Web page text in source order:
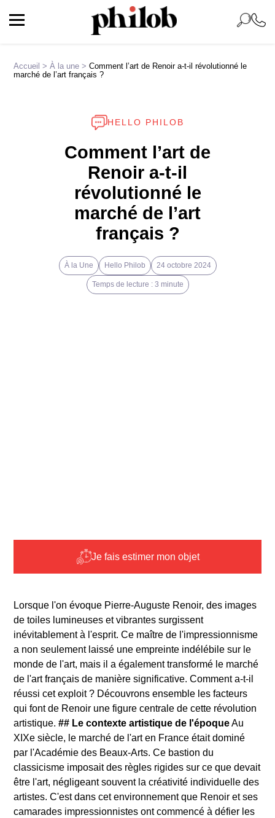
Accueil >À la une >Comment l’art de Renoir a-t-il révolutionné le
marché de l’art français ?
HELLO PHILOB
Comment l’art de
Renoir a-t-il
révolutionné le
marché de l’art
français ?
À la Une Hello Philob 24 octobre 2024
Temps de lecture : 3 minute
Je fais estimer mon objet
Lorsque l'on évoque Pierre-Auguste Renoir, des images
de toiles lumineuses et vibrantes surgissent
inévitablement à l'esprit. Ce maître de l'impressionnisme
a non seulement laissé une empreinte indélébile sur le
monde de l'art, mais il a également transformé le marché
de l'art français de manière significative. Comment a-t-il
réussi cet exploit ? Découvrons ensemble les facteurs
qui font de Renoir une figure centrale de cette révolution
artistique.## Le contexte artistique de l'époqueAu
XIXe siècle, le marché de l'art en France était dominé
par l'Académie des Beaux-Arts. Ce bastion du
classicisme imposait des règles rigides sur ce que devait
être l'art, négligeant souvent la créativité individuelle des
artistes. C'est dans cet environnement que Renoir et ses
camarades impressionnistes ont commencé à défier les